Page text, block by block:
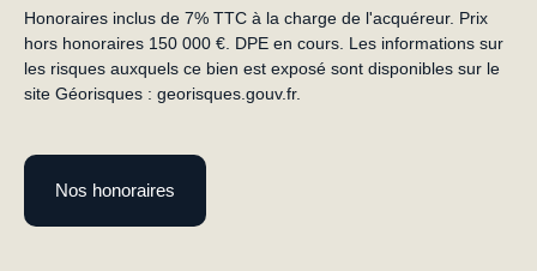
Honoraires inclus de 7% TTC à la charge de l'acquéreur. Prix
hors honoraires 150 000 €. DPE en cours. Les informations sur
les risques auxquels ce bien est exposé sont disponibles sur le
site Géorisques : georisques.gouv.fr.
Nos honoraires